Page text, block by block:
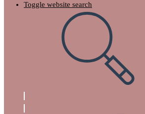
Toggle website search